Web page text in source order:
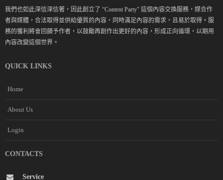
我們也如此深信深信著，因此創立了 “Content Party" 這個內容交換服務，媒合作
者與媒體，合法取得並供給優質的內容，同時滿足內容的需求，且易於取得。服
務的獲利將會回饋予作者，以鼓勵再創作出更好的內容，形成正向循環，以期用
內容改變這個世界。
QUICK LINKS
Home
About Us
Login
CONTACTS
Service